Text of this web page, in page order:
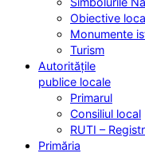
Obiective
Monumente
Turism
Autoritățile
publice locale
Primarul
Consiliul local
RUTI –
Primăria